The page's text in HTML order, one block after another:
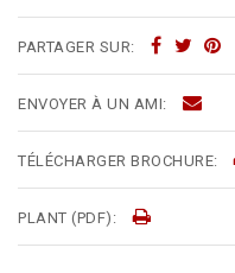
PARTAGER SUR:
ENVOYER À UN AMI:
TÉLÉCHARGER BROCHURE:
PLANT (PDF):